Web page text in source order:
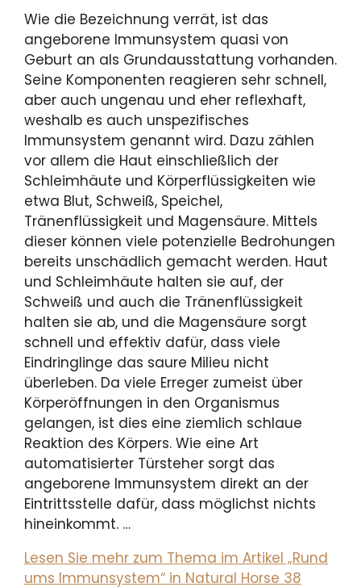
Wie die Bezeichnung verrät, ist das
angeborene Immunsystem quasi von
Geburt an als Grundausstattung vorhanden.
Seine Komponenten reagieren sehr schnell,
aber auch ungenau und eher reflexhaft,
weshalb es auch unspezifisches
Immunsystem genannt wird. Dazu zählen
vor allem die Haut einschließlich der
Schleimhäute und Körperflüssigkeiten wie
etwa Blut, Schweiß, Speichel,
Tränenflüssigkeit und Magensäure. Mittels
dieser können viele potenzielle Bedrohungen
bereits unschädlich gemacht werden. Haut
und Schleimhäute halten sie auf, der
Schweiß und auch die Tränenflüssigkeit
halten sie ab, und die Magensäure sorgt
schnell und effektiv dafür, dass viele
Eindringlinge das saure Milieu nicht
überleben. Da viele Erreger zumeist über
Körperöffnungen in den Organismus
gelangen, ist dies eine ziemlich schlaue
Reaktion des Körpers. Wie eine Art
automatisierter Türsteher sorgt das
angeborene Immunsystem direkt an der
Eintrittsstelle dafür, dass möglichst nichts
hineinkommt. …
Lesen Sie mehr zum Thema im Artikel „Rund
ums Immunsystem“ in Natural Horse 38